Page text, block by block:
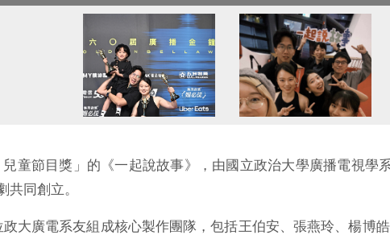
童節目獎」的《一起說故事》， 由國立政治大學廣播電視學
共同創立。
政大廣電系友組成核心製作團隊，包括王伯安、張燕玲、楊博